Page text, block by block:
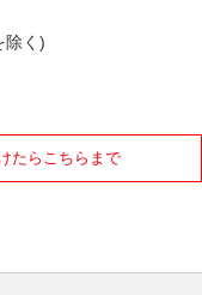
除く)
たらこちらまで